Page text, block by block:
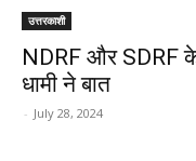
उत्तरकाशी
NDRF और SDRF के
धामी ने बात
- July 28, 2024